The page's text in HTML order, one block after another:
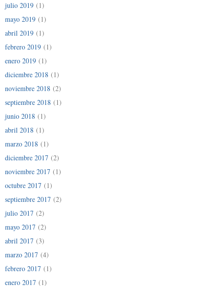
julio 2019 (1)
mayo 2019 (1)
abril 2019 (1)
febrero 2019 (1)
enero 2019 (1)
diciembre 2018 (1)
noviembre 2018 (2)
septiembre 2018 (1)
junio 2018 (1)
abril 2018 (1)
marzo 2018 (1)
diciembre 2017 (2)
noviembre 2017 (1)
octubre 2017 (1)
septiembre 2017 (2)
julio 2017 (2)
mayo 2017 (2)
abril 2017 (3)
marzo 2017 (4)
febrero 2017 (1)
enero 2017 (1)